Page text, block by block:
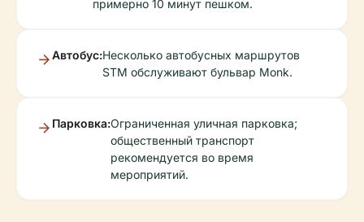
примерно 10 минут пешком.
Автобус:Несколько автобусных маршрутов
STM обслуживают бульвар Monk.
Парковка:Ограниченная уличная парковка;
общественный транспорт
рекомендуется во время
мероприятий.